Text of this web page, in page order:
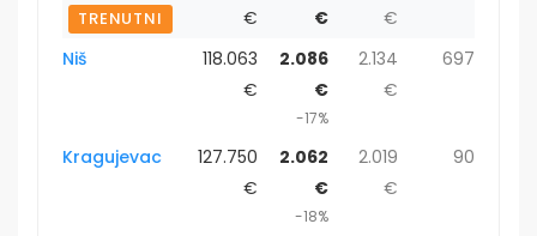
TRENUTNI
€
€
€
Niš
118.063
€
2.086
€
-17%
2.134
€
697
Kragujevac
127.750
€
2.062
€
-18%
2.019
€
90